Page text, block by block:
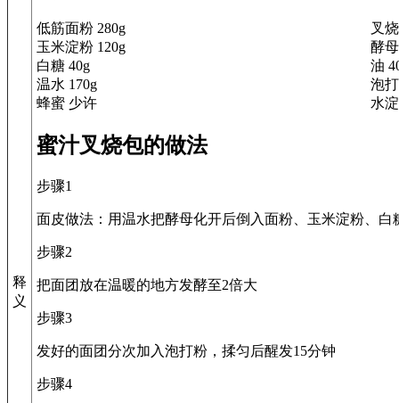
释
义
低筋面粉 280g
叉
玉米淀粉 120g
酵
白糖 40g
油
温水 170g
泡
蜂蜜 少许
水
蜜汁叉烧包的做法
步骤1
面皮做法：用温水把酵母化开后倒入面粉、玉米淀粉、
步骤2
把面团放在温暖的地方发酵至2倍大
步骤3
发好的面团分次加入泡打粉，揉匀后醒发15分钟
步骤4